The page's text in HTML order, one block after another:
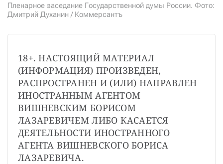
Пленарное заседание Государственной думы России. Фото:
Дмитрий Духанин / Коммерсантъ
18+. НАСТОЯЩИЙ МАТЕРИАЛ
(ИНФОРМАЦИЯ) ПРОИЗВЕДЕН,
РАСПРОСТРАНЕН И (ИЛИ) НАПРАВЛЕН
ИНОСТРАННЫМ АГЕНТОМ
ВИШНЕВСКИМ БОРИСОМ
ЛАЗАРЕВИЧЕМ ЛИБО КАСАЕТСЯ
ДЕЯТЕЛЬНОСТИ ИНОСТРАННОГО
АГЕНТА ВИШНЕВСКОГО БОРИСА
ЛАЗАРЕВИЧА.